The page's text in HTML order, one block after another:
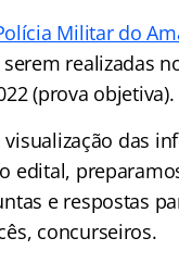
Militar do
realizadas
(prova objetiva).
visualização das
edital,
e respostas
concurseiros.